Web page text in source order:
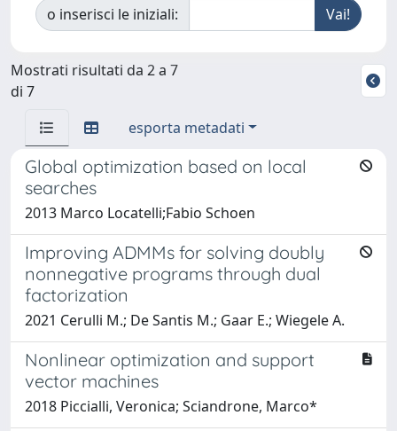
o inserisci le iniziali:
Mostrati risultati da 2 a 7
di 7
esporta metadati
Global optimization based on local
searches
2013 Marco Locatelli;Fabio Schoen
Improving ADMMs for solving doubly
nonnegative programs through dual
factorization
2021 Cerulli M.; De Santis M.; Gaar E.; Wiegele A.
Nonlinear optimization and support
vector machines
2018 Piccialli, Veronica; Sciandrone, Marco*